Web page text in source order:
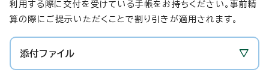
利用する際に交付を受けている手帳をお持ちください。事前精
算の際にご提示いただくことで割り引きが適用されます。
添付ファイル